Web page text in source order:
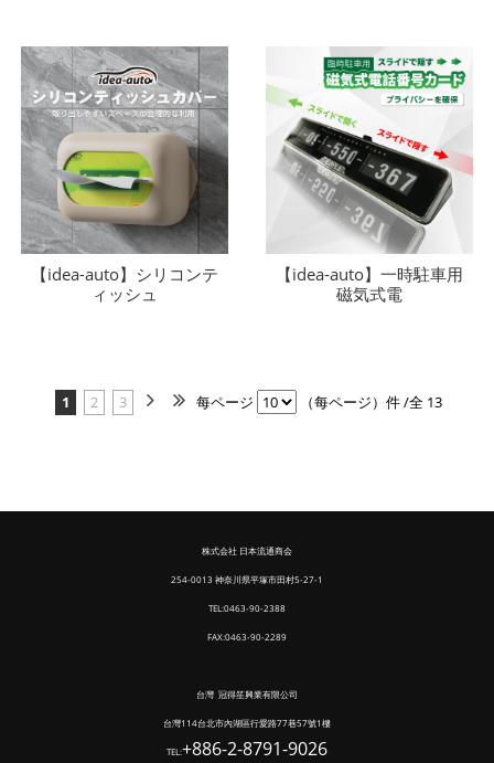
【idea-auto】シリコンテ
ィッシュ
【idea-auto】一時駐車用
磁気式電
1 2 3 每ページ （每ページ）件 /全 13
株式会社 日本流通商会
254-0013 神奈川県平塚市田村5-27-1
TEL:0463-90-2388
FAX:0463-90-2289
台灣 冠得笙興業有限公司
台灣114台北市內湖區行愛路77巷57號1樓
TEL:+886-2-8791-9026